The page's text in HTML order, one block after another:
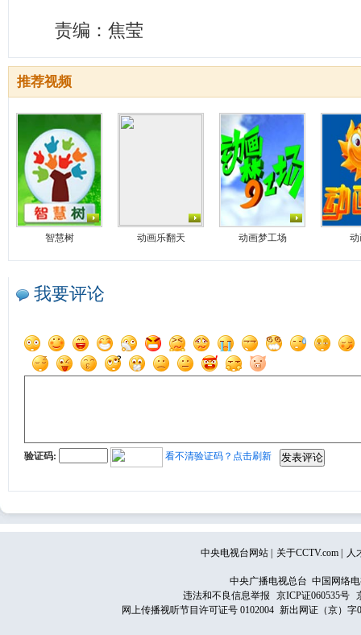
责编：焦莹
推荐视频
智慧树 动画乐翻天 动画梦工场 动
我要评论
验证码: 看不清验证码？点击刷新
中央电视台网站 关于CCTV.com 人
中央广播电视总台 中国网络
违法和不良信息举报
京ICP证060535号
网上传播视听节目许可证号 0102004 新出网证（京）